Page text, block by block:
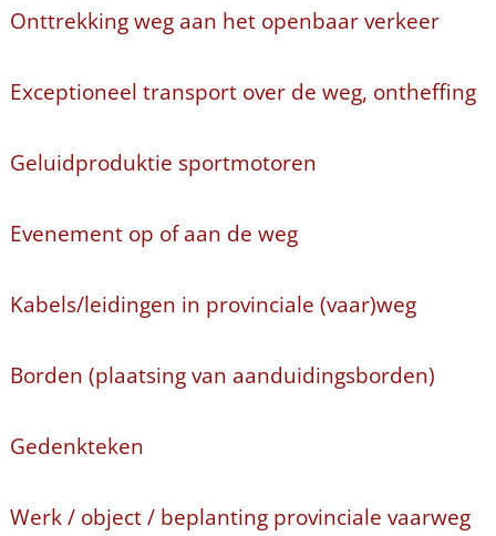
Onttrekking weg aan het openbaar verkeer
Exceptioneel transport over de weg, ontheffing
Geluidproduktie sportmotoren
Evenement op of aan de weg
Kabels/leidingen in provinciale (vaar)weg
Borden (plaatsing van aanduidingsborden)
Gedenkteken
Werk / object / beplanting provinciale vaarweg